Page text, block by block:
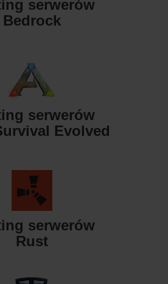
serwerów
Bedrock
serwerów
Evolved
serwerów
Rust